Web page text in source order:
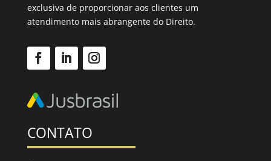
exclusiva de proporcionar aos clientes um
atendimento mais abrangente do Direito.
CONTATO